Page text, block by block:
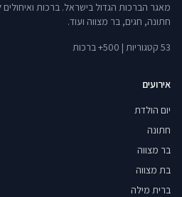
מאגר הברכות הגדול בישראל. ברכות ואיחולים
חתונה, חגים, בר מצווה ועוד.
53 קטגוריות | 500+ ברכות
אירועים
יום הולדת
חתונה
בר מצווה
בת מצווה
ברית מילה